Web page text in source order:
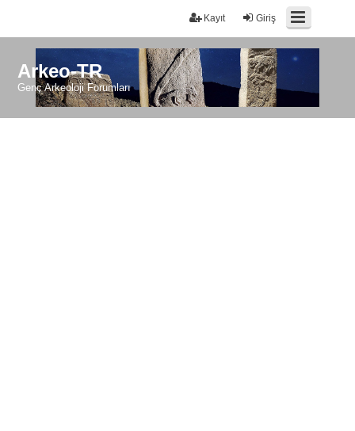
Giriş
Kayıt
Arkeo-TR
Genç Arkeoloji Forumları